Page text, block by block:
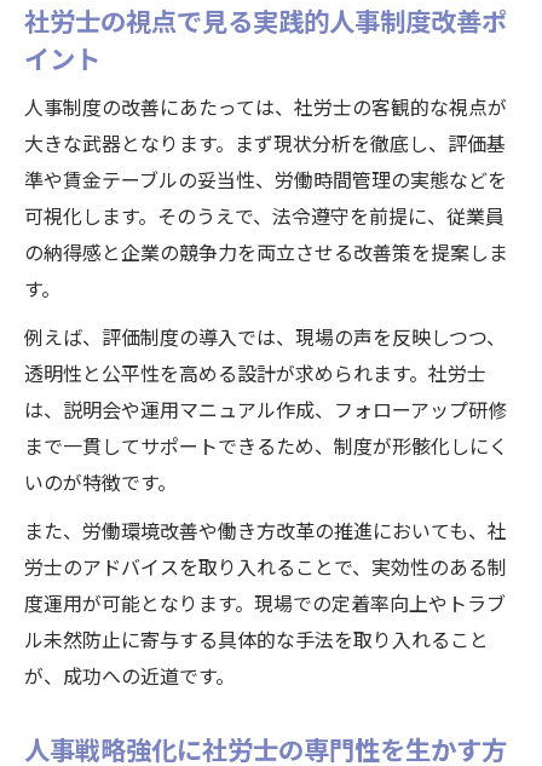
社労士の視点で見る実践的人事制度改善ポ
イント
人事制度の改善にあたっては、社労士の客観的な視点が
大きな武器となります。まず現状分析を徹底し、評価基
準や賃金テーブルの妥当性、労働時間管理の実態などを
可視化します。そのうえで、法令遵守を前提に、従業員
の納得感と企業の競争力を両立させる改善策を提案しま
す。
例えば、評価制度の導入では、現場の声を反映しつつ、
透明性と公平性を高める設計が求められます。社労士
は、説明会や運用マニュアル作成、フォローアップ研修
まで一貫してサポートできるため、制度が形骸化しにく
いのが特徴です。
また、労働環境改善や働き方改革の推進においても、社
労士のアドバイスを取り入れることで、実効性のある制
度運用が可能となります。現場での定着率向上やトラブ
ル未然防止に寄与する具体的な手法を取り入れること
が、成功への近道です。
人事戦略強化に社労士の専門性を生かす方